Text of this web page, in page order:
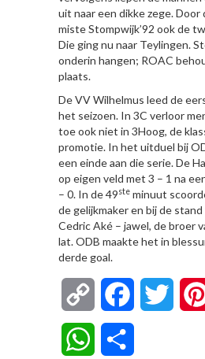
uit naar een dikke zege. Door
miste Stompwijk’92 ook de
Die ging nu naar Teylingen.
onderin hangen; ROAC
plaats.
De VV Wilhelmus leed de
het seizoen. In 3C verloor
toe ook niet in 3Hoog, de
promotie. In het uitduel bij
een einde aan die serie. De
op eigen veld met 3 – 1 na
– 0. In de 49ste minuut
de gelijkmaker en bij de stand
Cedric Aké – jawel, de broer
lat. ODB maakte het in
derde goal.
Copy
Link
Facebook
WhatsApp